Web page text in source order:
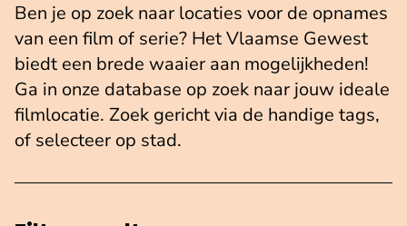
Ben je op zoek naar locaties voor de opnames
van een film of serie? Het Vlaamse Gewest
biedt een brede waaier aan mogelijkheden!
Ga in onze database op zoek naar jouw ideale
filmlocatie. Zoek gericht via de handige tags,
of selecteer op stad.